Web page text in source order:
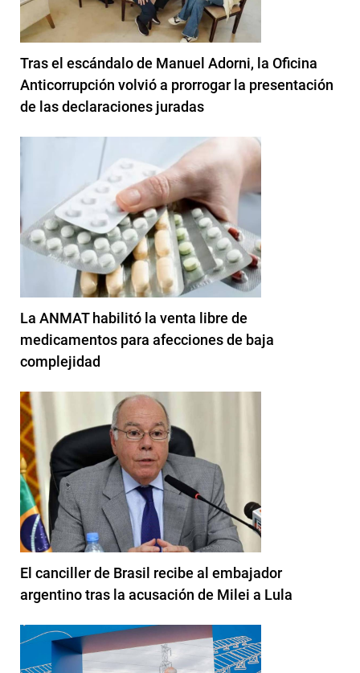
Tras el escándalo de Manuel Adorni, la Oficina
Anticorrupción volvió a prorrogar la presentación
de las declaraciones juradas
La ANMAT habilitó la venta libre de
medicamentos para afecciones de baja
complejidad
El canciller de Brasil recibe al embajador
argentino tras la acusación de Milei a Lula